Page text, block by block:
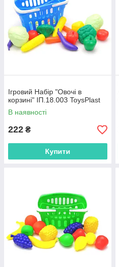
Ігровий Набір "Овочі в
корзині" ІП.18.003 ToysPlast
В наявності
222 ₴
Купити